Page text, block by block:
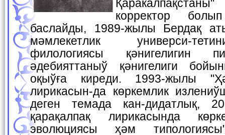
корректор
баслайды, 1989-жылы Бердақ
мәмлекетлик универси-
филологиясы қәнигелигин
әдебияттаныў қәнигелиги
оқыўға киреди. 1993-жылы
лирикасын-да көркемлик
деген темада кан-дидатлық,
қарақалпақ лирикасында
эволюциясы ҳәм